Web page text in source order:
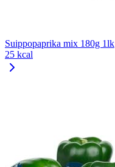
Suippopaprika mix 180g 1lk
25 kcal